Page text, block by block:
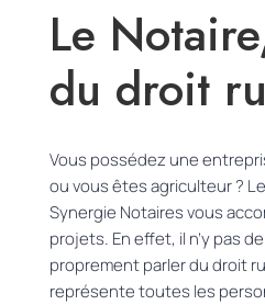
Le
du droit
Vous possédez une
ou vous êtes agriculteur ?
Synergie Notaires vous
projets. En effet, il n’y pas
proprement parler du droit
représente toutes les